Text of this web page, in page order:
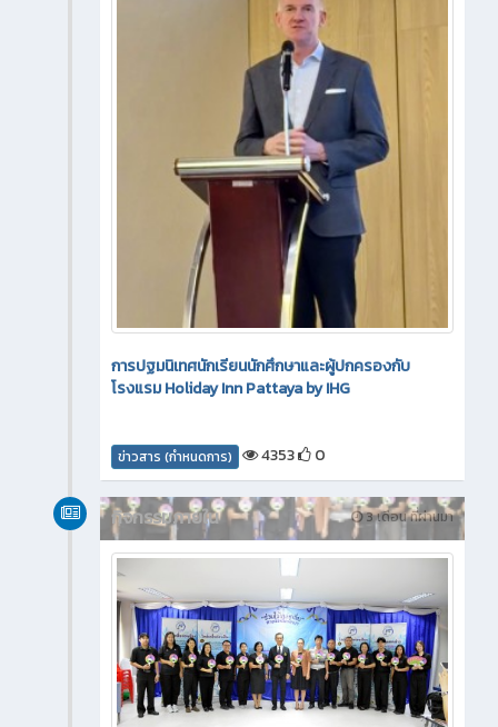
การปฐมนิเทศนักเรียนนักศึกษาและผู้ปกครองกับ
โรงแรม Holiday Inn Pattaya by IHG
ข่าวสาร (กำหนดการ) 4353 0
3 เดือน ที่ผ่านมา
กิจกรรมภายใน